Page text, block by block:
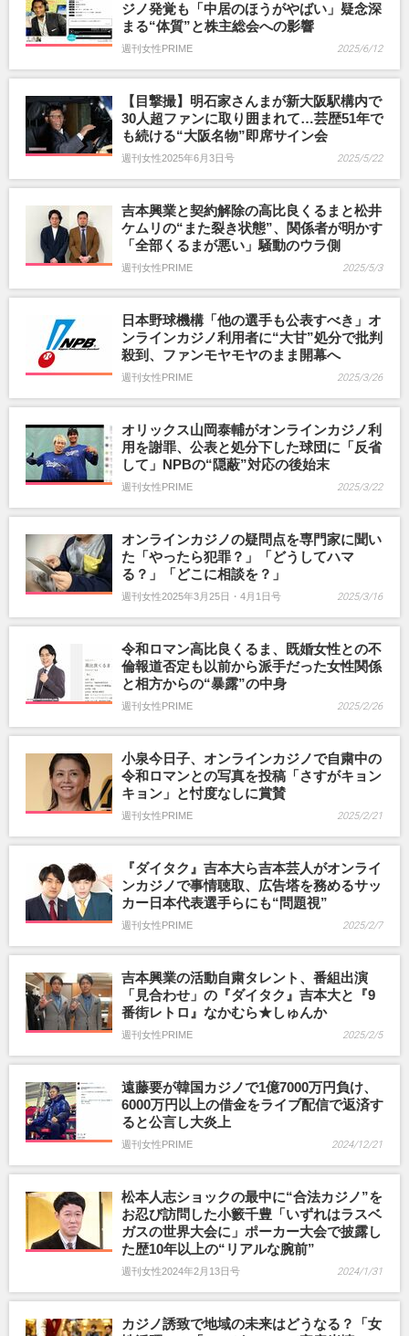
ジノ発覚も「中居のほうがやばい」疑念深
まる“体質”と株主総会への影響
週刊女性PRIME 2025/6/12
【目撃撮】明石家さんまが新大阪駅構内で
30人超ファンに取り囲まれて…芸歴51年で
も続ける“大阪名物”即席サイン会
週刊女性2025年6月3日号 2025/5/22
吉本興業と契約解除の高比良くるまと松井
ケムリの“また裂き状態”、関係者が明かす
「全部くるまが悪い」騒動のウラ側
週刊女性PRIME 2025/5/3
日本野球機構「他の選手も公表すべき」オ
ンラインカジノ利用者に“大甘”処分で批判
殺到、ファンモヤモヤのまま開幕へ
週刊女性PRIME 2025/3/26
オリックス山岡泰輔がオンラインカジノ利
用を謝罪、公表と処分下した球団に「反省
して」NPBの“隠蔽”対応の後始末
週刊女性PRIME 2025/3/22
オンラインカジノの疑問点を専門家に聞い
た「やったら犯罪？」「どうしてハマ
る？」「どこに相談を？」
週刊女性2025年3月25日・4月1日号 2025/3/16
令和ロマン高比良くるま、既婚女性との不
倫報道否定も以前から派手だった女性関係
と相方からの“暴露”の中身
週刊女性PRIME 2025/2/26
小泉今日子、オンラインカジノで自粛中の
令和ロマンとの写真を投稿「さすがキョン
キョン」と忖度なしに賞賛
週刊女性PRIME 2025/2/21
『ダイタク』吉本大ら吉本芸人がオンライ
ンカジノで事情聴取、広告塔を務めるサッ
カー日本代表選手らにも“問題視”
週刊女性PRIME 2025/2/7
吉本興業の活動自粛タレント、番組出演
「見合わせ」の『ダイタク』吉本大と『9
番街レトロ』なかむら★しゅんか
週刊女性PRIME 2025/2/5
遠藤要が韓国カジノで1億7000万円負け、
6000万円以上の借金をライブ配信で返済す
ると公言し大炎上
週刊女性PRIME 2024/12/21
松本人志ショックの最中に“合法カジノ”を
お忍び訪問した小籔千豊「いずれはラスベ
ガスの世界大会に」ポーカー大会で披露し
た歴10年以上の“リアルな腕前”
週刊女性2024年2月13日号 2024/1/31
カジノ誘致で地域の未来はどうなる？「女